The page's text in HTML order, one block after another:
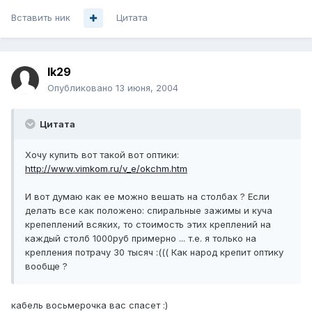
Вставить ник Цитата
lk29
Опубликовано 13 июня, 2004
Цитата
Хочу купить вот такой вот оптики:
http://www.vimkom.ru/v_e/okchm.htm
И вот думаю как ее можно вешать на столбах ? Если
делать все как положено: спиральные зажимы и куча
крепеплений всяких, то стоимость этих креплений на
каждый столб 1000руб примерно ... т.е. я только на
крепления потрачу 30 тысяч :((( Как народ крепит оптику
вообще ?
кабель восьмерочка вас спасет :)